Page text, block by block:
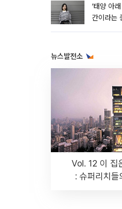
‘태양 아
간이라는
뉴스발전소
Vol. 12 이 집
: 슈퍼리치